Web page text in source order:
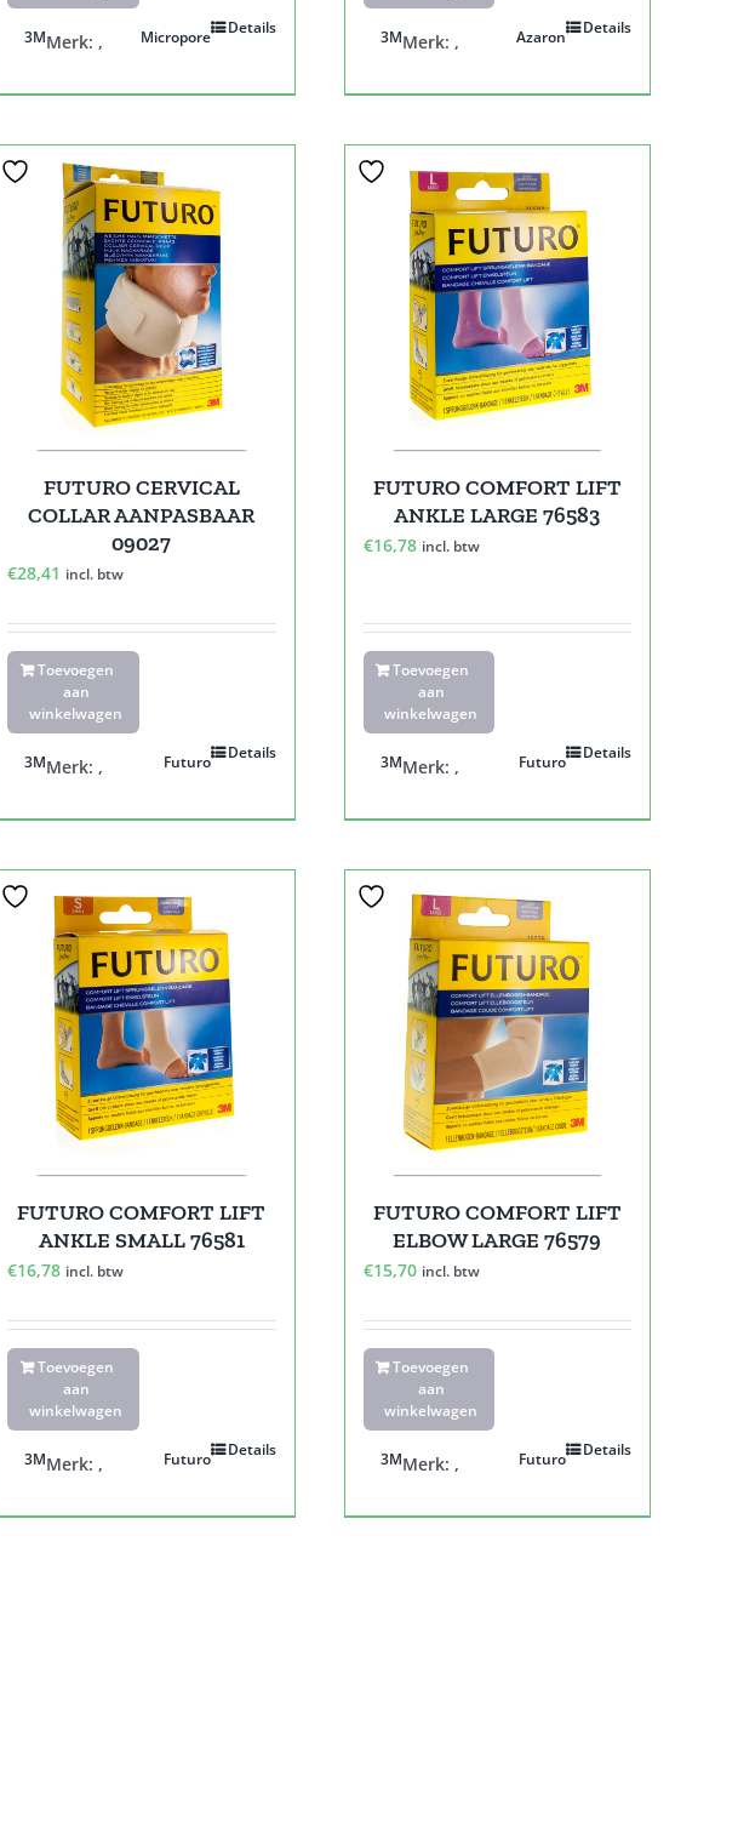
Details
Merk:
3M , Micropore
Details
Merk:
3M , Azaron
FUTURO CERVICAL
COLLAR AANPASBAAR
09027
€28,41 incl. btw
Toevoegen
aan
winkelwagen
Details
Merk:
3M , Futuro
FUTURO COMFORT LIFT
ANKLE LARGE 76583
€16,78 incl. btw
Toevoegen
aan
winkelwagen
Details
Merk:
3M , Futuro
FUTURO COMFORT LIFT
ANKLE SMALL 76581
€16,78 incl. btw
Toevoegen
aan
winkelwagen
Details
Merk:
3M , Futuro
FUTURO COMFORT LIFT
ELBOW LARGE 76579
€15,70 incl. btw
Toevoegen
aan
winkelwagen
Details
Merk:
3M , Futuro